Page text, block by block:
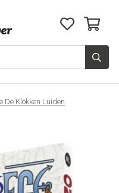
De Klokken Luiden